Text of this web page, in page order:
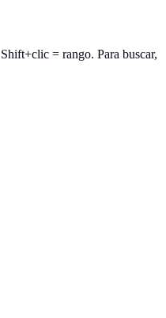
= rango. Para buscar,